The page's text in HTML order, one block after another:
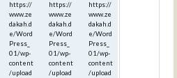
https://
www.ze
dakah.d
e/Word
Press_
01/wp-
content
/upload
https://
www.ze
dakah.d
e/Word
Press_
01/wp-
content
/upload
https://
www.ze
dakah.d
e/Word
Press_
01/wp-
content
/upload